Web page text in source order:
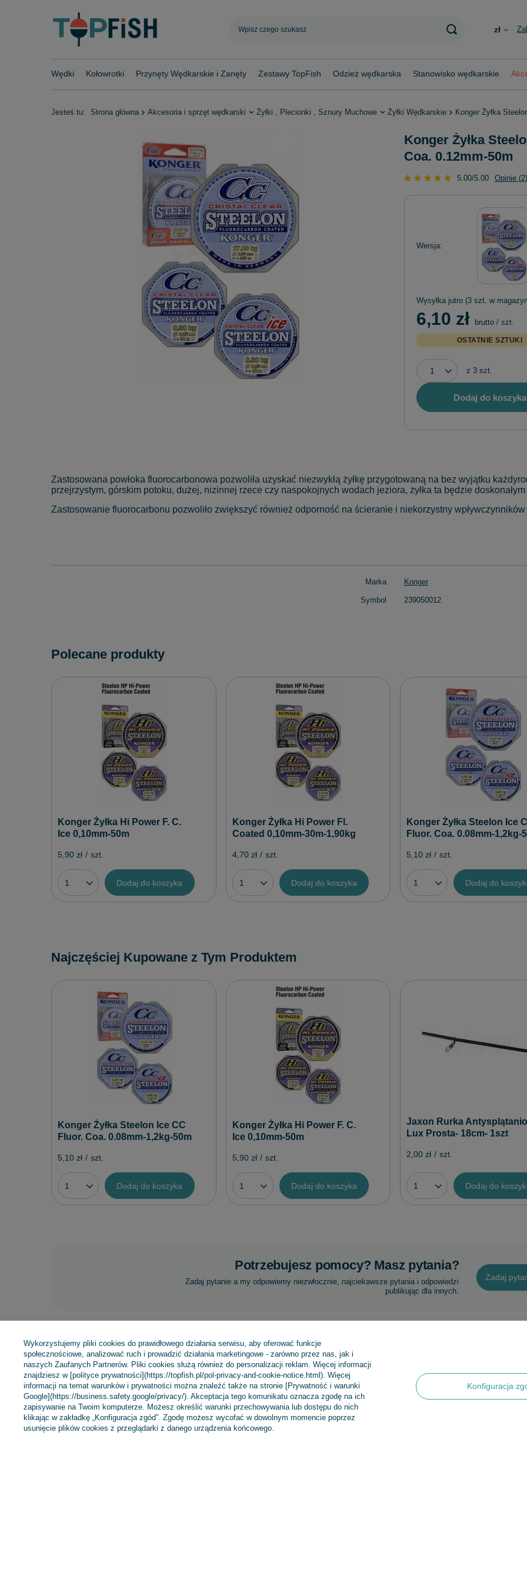
zł
Wędki Kołowrotki Przynęty Wędkarskie i Zanęty Zestawy TopFish Odzież wędkarska Stanowisko wędkarskie
Jesteś tu: Strona główna Akcesoria i sprzęt wędkarski Żyłki , Plecionki , Sznury Muchowe Żyłki Wędkarskie Konger Żyłka
Konger Żyłka
Coa. 0.12mm-50m
5.00/5.00 Opinie (2)
Wersja
Wysyłka jutro (3 szt. w
6,10 zł brutto / szt.
OSTATNIE SZTUKI
z 3 szt.
Dodaj do koszyka
Zastosowana powłoka fluorocarbonowa pozwoliła uzyskać niezwykłą żyłkę przygotowaną na bez wyjątku
przejrzystym, górskim potoku, dużej, nizinnej rzece czy naspokojnych wodach jeziora, żyłka ta będzie
Zastosowanie fluorocarbonu pozwoliło zwiększyć również odporność na ścieranie i niekorzystny
Marka Konger
Symbol 239050012
Polecane produkty
Konger Żyłka Hi Power F. C.
Ice 0,10mm-50m
5,90 zł / szt.
Dodaj do koszyka
Konger Żyłka Hi Power Fl.
Coated 0,10mm-30m-1,90kg
4,70 zł / szt.
Dodaj do koszyka
Konger Żyłka Steelon Ice
Fluor. Coa. 0.08mm-1,2kg-
5,10 zł / szt.
Dodaj do
Najczęściej Kupowane z Tym Produktem
Konger Żyłka Steelon Ice CC
Fluor. Coa. 0.08mm-1,2kg-50m
5,10 zł / szt.
Dodaj do koszyka
Konger Żyłka Hi Power F. C.
Ice 0,10mm-50m
5,90 zł / szt.
Dodaj do koszyka
Jaxon Rurka
Lux Prosta- 18cm- 1szt
2,00 zł / szt.
Dodaj do
Potrzebujesz pomocy? Masz pytania?
Zadaj pytanie a my odpowiemy niezwłocznie, najciekawsze pytania i odpowiedzi
publikując dla innych.
Zadaj
Opinie o Konger Żyłka Steelon Ice CC Fluor. Coa. 0.12mm-50m
5.00
Liczba wystawionych opinii: 2
Napisz swoją opinię
5/5 Opinia potwierdzona zakupem
Dobra żyłeczka za rozsądne pieniądze, ilość wystarczająca aż
2017-01-17Marek, Warszawa
Wykorzystujemy pliki cookies do prawidłowego działania serwisu, aby oferować funkcje
społecznościowe, analizować ruch i prowadzić działania marketingowe - zarówno przez nas, jak i
naszych Zaufanych Partnerów. Pliki cookies służą również do personalizacji reklam. Więcej informacji
znajdziesz w [polityce prywatności](https://topfish.pl/pol-privacy-and-cookie-notice.html). Więcej
informacji na temat warunków i prywatności można znaleźć także na stronie [Prywatność i warunki
Google](https://business.safety.google/privacy/). Akceptacja tego komunikatu oznacza zgodę na ich
zapisywanie na Twoim komputerze. Możesz określić warunki przechowywania lub dostępu do nich
klikając w zakładkę „Konfiguracja zgód”. Zgodę możesz wycofać w dowolnym momencie poprzez
usunięcie plików cookies z przeglądarki z danego urządzenia końcowego.
Konfiguracja